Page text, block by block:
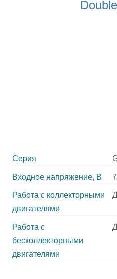
Серия
Входное напряжение, В
Работа с коллекторными
двигателями
Работа с
бесколлекторными
двигателями